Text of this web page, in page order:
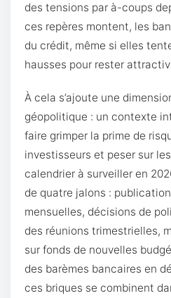
des tensions par à-coups
ces repères montent, les
du crédit, même si elles
hausses pour rester
À cela s’ajoute une
géopolitique : un contexte
faire grimper la prime de
investisseurs et peser sur
calendrier à surveiller en
de quatre jalons :
mensuelles, décisions de
des réunions trimestrielles,
sur fonds de nouvelles
des barèmes bancaires en
ces briques se combinent